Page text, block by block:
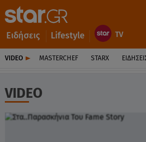
Ειδήσεις Lifestyle
VIDEO MASTERCHEF STARX
VIDEO